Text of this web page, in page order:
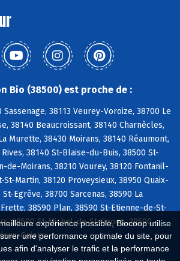
expérience possible, Biocoop utilise
une performance optimale du site, pour
afin d'analyser le trafic et la performance
Bio (38500) est proche de :
Sassenage, 38113 Veurey-Voroize, 38700 Le
38140 Beaucroissant, 38140 Charnècles,
Murette, 38430 Moirans, 38140 Réaumont,
38140 St-Blaise-du-Buis, 38500 St-
de-Moirans, 38210 Vourey, 38120 Fontanil-
Martin, 38120 Proveysieux, 38950 Quaix-
Egrève, 38700 Sarcenas, 38590 La
38590 Plan, 38590 St-Etienne-de-St-
38590 St-Michel-de-St-Geoirs, 38590
Guiers